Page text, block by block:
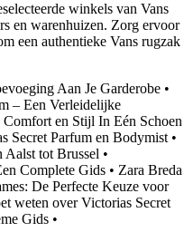
winkels van Vans
en warenhuizen. Zorg ervoor
een authentieke Vans rugzak
Aan Je Garderobe •
– Een Verleidelijke
Comfort en Stijl In Eén Schoen
Secret Parfum en Bodymist •
tot Brussel •
Complete Gids • Zara Breda
De Perfecte Keuze voor
weten over Victorias Secret
Gids •